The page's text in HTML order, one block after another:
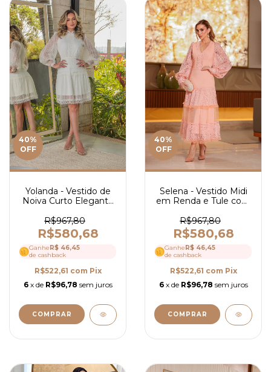
40%
OFF
Yolanda - Vestido de
Noiva Curto Elegante
Bordado com Guipir e
Manga Longa - Ref
4153
R$967,80
R$580,68
GanheR$ 46,45
de cashback
R$522,61 com Pix
6 x de R$96,78 sem juros
COMPRAR
40%
OFF
Selena - Vestido Midi
em Renda e Tule com
R$967,80
R$580,68
GanheR$ 46,45
de cashback
R$522,61 com Pix
6 x de R$96,78 sem juros
COMPRAR